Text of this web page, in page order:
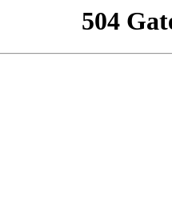
504